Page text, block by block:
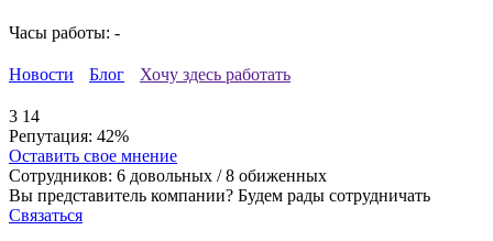
Часы работы: -
Новости Блог Хочу здесь работать
3 14
Репутация: 42%
Оставить свое мнение
Сотрудников: 6 довольных /8 обиженных
Вы представитель компании? Будем рады сотрудничать
Связаться